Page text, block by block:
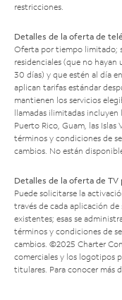
restricciones.
Detalles de la oferta de
Oferta por tiempo limitado;
residenciales (que no
30 días) y que estén al día
aplican tarifas estándar
mantienen los servicios
llamadas ilimitadas incluyen
Puerto Rico, Guam, las Islas
términos y condiciones de
cambios. No están
Detalles de la oferta de TV
Puede solicitarse la
través de cada aplicación
existentes; esas se
términos y condiciones de
cambios. ©2025 Charter
comerciales y los logotipos
titulares. Para conocer más